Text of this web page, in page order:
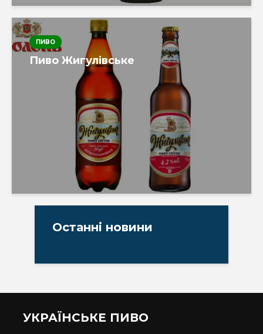
ПИВО
Пиво Жигулівське
Останні новини
УКРАЇНСЬКЕ ПИВО